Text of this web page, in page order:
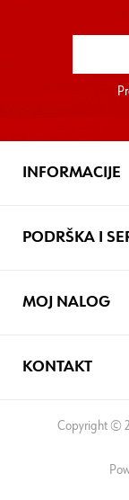
INFORMACIJE
PODRŠKA I
MOJ NALOG
KONTAKT
Copyright ©